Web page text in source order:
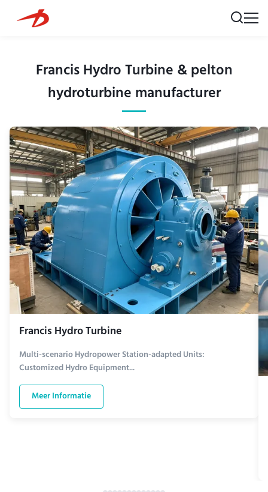
Francis Hydro Turbine & pelton
hydroturbine manufacturer
Francis Hydro Turbine
Multi-scenario Hydropower Station-adapted Units:
Customized Hydro Equipment...
Meer Informatie